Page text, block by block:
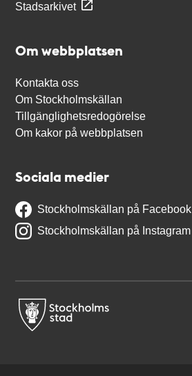
Stadsarkivet
Om webbplatsen
Kontakta oss
Om Stockholmskällan
Tillgänglighetsredogörelse
Om kakor på webbplatsen
Sociala medier
Stockholmskällan på Facebook
Stockholmskällan på Instagram